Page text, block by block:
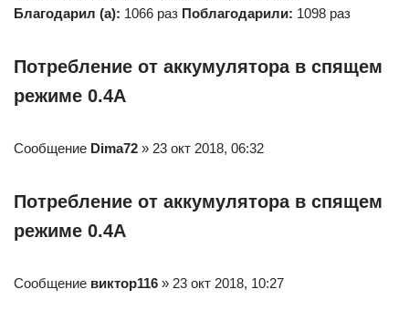
Благодарил (а): 1066 раз Поблагодарили: 1098 раз
Потребление от аккумулятора в спящем
режиме 0.4А
Сообщение Dima72 » 23 окт 2018, 06:32
Потребление от аккумулятора в спящем
режиме 0.4А
Сообщение виктор116 » 23 окт 2018, 10:27